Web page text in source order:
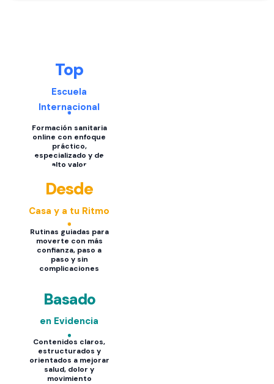
Top
Escuela
Internacional
Formación sanitaria
online con enfoque
práctico,
especializado y de
alto valor
Desde
Casa y a tu Ritmo
Rutinas guiadas para
moverte con más
confianza, paso a
paso y sin
complicaciones
Basado
en Evidencia
Contenidos claros,
estructurados y
orientados a mejorar
salud, dolor y
movimiento